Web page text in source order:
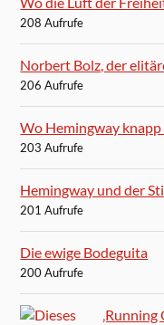
208 Aufrufe
Norbert Bolz, der
206 Aufrufe
Wo Hemingway knapp
203 Aufrufe
Hemingway und der
201 Aufrufe
Die ewige Bodeguita
200 Aufrufe